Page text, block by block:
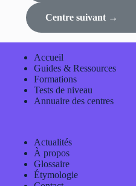
Centre suivant →
Accueil
Guides & Ressources
Formations
Tests de niveau
Annuaire des centres
Actualités
À propos
Glossaire
Étymologie